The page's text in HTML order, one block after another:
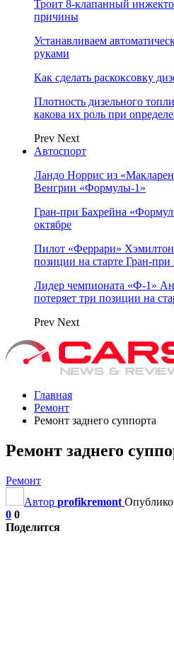
Троит 8-клапанный
причины
Устанавливаем
руками
Как сделать раскоксовку
Плотность дизельного
какова их роль при
Prev Next
Автоспорт
Ландо Норрис из
Венгрии «Формулы‑1»
Гран‑при Бахрейна
октябре
Пилот «Феррари»
позиции на старте
Лидер чемпионата «Ф‑1»
потеряет три позиции на
Prev Next
Главная
Ремонт
Ремонт заднего суппорта
Ремонт заднего
Ремонт
Автор profikremont
0 0
Поделится